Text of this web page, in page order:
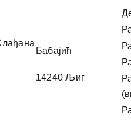
Бабајић
14240 Љиг